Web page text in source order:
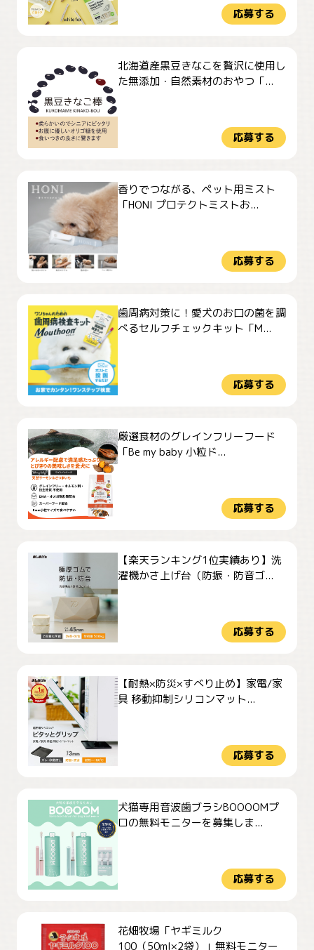
応募する
北海道産黒豆きなこを贅沢に使用し
た無添加・自然素材のおやつ「...
応募する
香りでつながる、ペット用ミスト
「HONI プロテクトミストお...
応募する
歯周病対策に！愛犬のお口の菌を調
べるセルフチェックキット「M...
応募する
厳選食材のグレインフリーフード
「Be my baby 小粒ド...
応募する
【楽天ランキング1位実績あり】洗
濯機かさ上げ台（防振・防音ゴ...
応募する
【耐熱×防災×すべり止め】家電/家
具 移動抑制シリコンマット...
応募する
犬猫専用音波歯ブラシBOOOOMプ
ロの無料モニターを募集しま...
応募する
花畑牧場「ヤギミルク
100（50ml×2袋）」無料モニター